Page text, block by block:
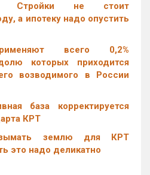
Стройки не стоит
а ипотеку надо опустить
всего 0,2%
которых приходится
возводимого в России
база корректируется
КРТ
землю для КРТ
это надо деликатно